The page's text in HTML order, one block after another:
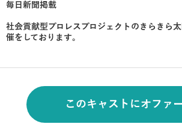
毎日新聞掲載
社会貢献型プロレスプロジェクトのきらきら
催をしております｡
このキャストにオファ